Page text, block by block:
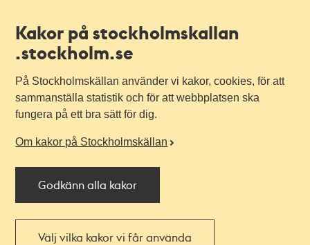
Kakor på stockholmskallan
.stockholm.se
På Stockholmskällan använder vi kakor, cookies, för att
sammanställa statistik och för att webbplatsen ska
fungera på ett bra sätt för dig.
Om kakor på Stockholmskällan
Godkänn alla kakor
Välj vilka kakor vi får använda